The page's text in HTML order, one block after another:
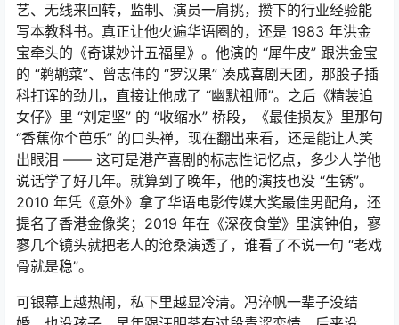
艺、无线来回转，监制、演员一肩挑，攒下的行业经验能
写本教科书。真正让他火遍华语圈的，还是 1983 年洪金
宝牵头的《奇谋妙计五福星》。他演的 “犀牛皮” 跟洪金宝
的 “鹈鹕菜”、曾志伟的 “罗汉果” 凑成喜剧天团，那股子插
科打诨的劲儿，直接让他成了 “幽默祖师”。之后《精装追
女仔》里 “刘定坚” 的 “收缩水” 桥段，《最佳损友》里那句
“香蕉你个芭乐” 的口头禅，现在翻出来看，还是能让人笑
出眼泪 —— 这可是港产喜剧的标志性记忆点，多少人学他
说话学了好几年。就算到了晚年，他的演技也没 “生锈”。
2010 年凭《意外》拿了华语电影传媒大奖最佳男配角，还
提名了香港金像奖；2019 年在《深夜食堂》里演钟伯，寥
寥几个镜头就把老人的沧桑演透了，谁看了不说一句 “老戏
骨就是稳”。
可银幕上越热闹，私下里越显冷清。冯淬帆一辈子没结